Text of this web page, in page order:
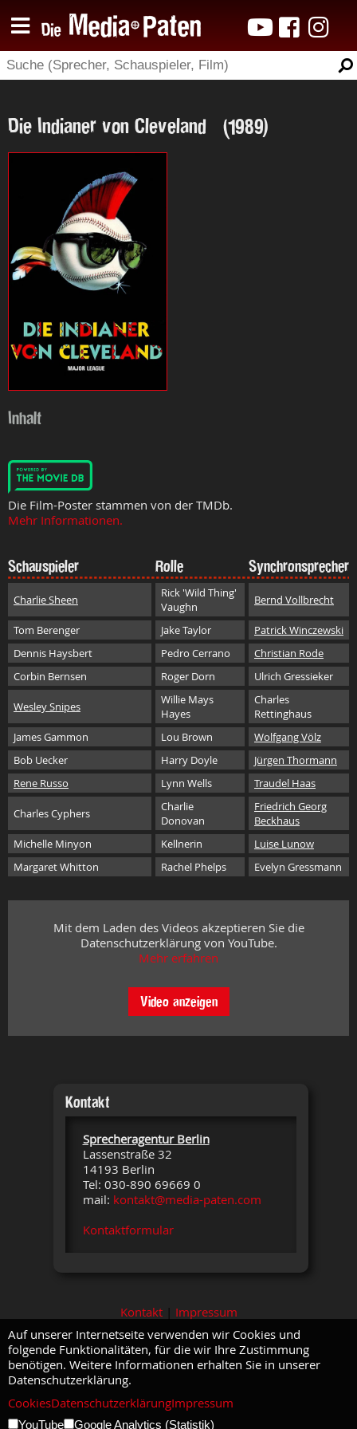
Die Indianer von Cleveland (1989)
Inhalt
Die Film-Poster stammen von der TMDb.
Mehr Informationen.
Schauspieler Rolle Synchronsprecher
Charlie Sheen
Rick 'Wild Thing'
Vaughn
Bernd Vollbrecht
Tom Berenger Jake Taylor
Patrick Winczewski
Dennis Haysbert
Pedro Cerrano
Christian Rode
Corbin Bernsen
Roger Dorn Ulrich Gressieker
Wesley Snipes
Willie Mays
Hayes
Charles
Rettinghaus
James Gammon
Lou Brown
Wolfgang Völz
Bob Uecker
Harry Doyle
Jürgen Thormann
Rene Russo
Lynn Wells Traudel Haas
Charles Cyphers
Charlie
Donovan
Friedrich Georg
Beckhaus
Michelle Minyon
Kellnerin
Luise Lunow
Margaret Whitton
Rachel Phelps Evelyn Gressmann
Mit dem Laden des Videos akzeptieren Sie die
Datenschutzerklärung von YouTube.
Mehr erfahren
Video anzeigen
Kontakt
Sprecheragentur Berlin
Lassenstraße 32
14193 Berlin
Tel: 030-890 69669 0
mail: kontakt@media-paten.com
Kontaktformular
Kontakt| Impressum
Auf unserer Internetseite verwenden wir Cookies und
folgende Funktionalitäten, für die wir Ihre Zustimmung
benötigen. Weitere Informationen erhalten Sie in unserer
Datenschutzerklärung.
CookiesDatenschutzerklärungImpressum
YouTube Google Analytics (Statistik)